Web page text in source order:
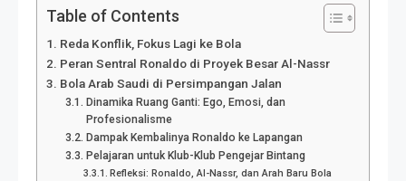
Table of Contents
Reda Konflik, Fokus Lagi ke Bola
Peran Sentral Ronaldo di Proyek Besar Al-Nassr
Bola Arab Saudi di Persimpangan Jalan
Dinamika Ruang Ganti: Ego, Emosi, dan
Profesionalisme
Dampak Kembalinya Ronaldo ke Lapangan
Pelajaran untuk Klub-Klub Pengejar Bintang
Refleksi: Ronaldo, Al-Nassr, dan Arah Baru Bola